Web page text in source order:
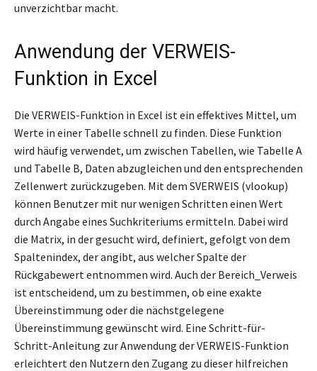
unverzichtbar macht.
Anwendung der VERWEIS-
Funktion in Excel
Die VERWEIS-Funktion in Excel ist ein effektives Mittel, um
Werte in einer Tabelle schnell zu finden. Diese Funktion
wird häufig verwendet, um zwischen Tabellen, wie Tabelle A
und Tabelle B, Daten abzugleichen und den entsprechenden
Zellenwert zurückzugeben. Mit dem SVERWEIS (vlookup)
können Benutzer mit nur wenigen Schritten einen Wert
durch Angabe eines Suchkriteriums ermitteln. Dabei wird
die Matrix, in der gesucht wird, definiert, gefolgt von dem
Spaltenindex, der angibt, aus welcher Spalte der
Rückgabewert entnommen wird. Auch der Bereich_Verweis
ist entscheidend, um zu bestimmen, ob eine exakte
Übereinstimmung oder die nächstgelegene
Übereinstimmung gewünscht wird. Eine Schritt-für-
Schritt-Anleitung zur Anwendung der VERWEIS-Funktion
erleichtert den Nutzern den Zugang zu dieser hilfreichen